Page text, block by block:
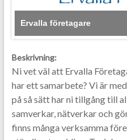
Ervalla företagare
Beskrivning:
Ni vet väl att Ervalla
har ett samarbete? Vi är
på så sätt har ni tillgång till
samverkar, nätverkar och
finns många verksamma